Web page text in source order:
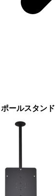
ールスタンド